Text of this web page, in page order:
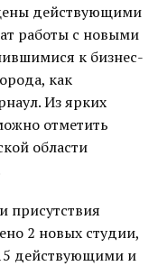
действующими
работы с новыми
к бизнес-
как
Из ярких
отметить
области
присутствия
2 новых студии,
действующими и